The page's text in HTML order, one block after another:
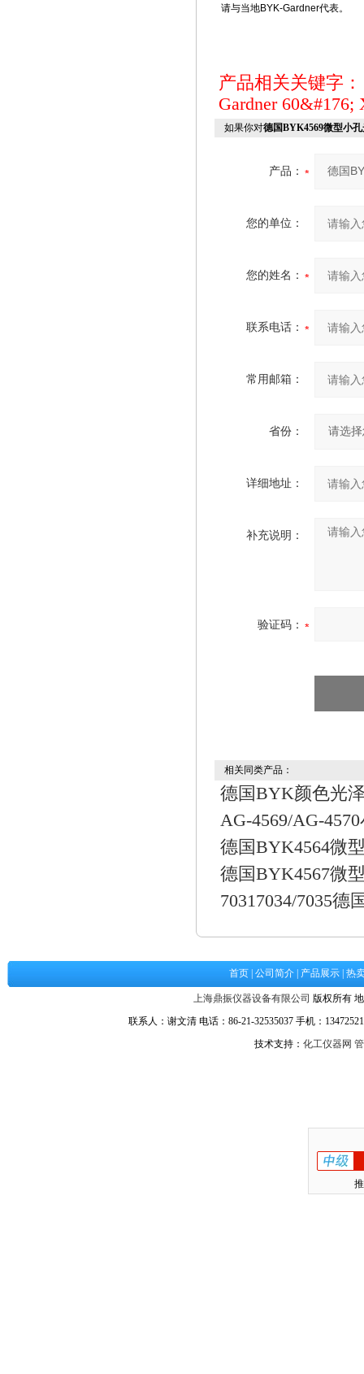
请与当地BYK-Gardner代表。
产品相关关键字
Gardner 60&#176;
如果你对德国BYK4569微型小
产品：
您的单位：
您的姓名：
联系电话：
常用邮箱：
省份：
详细地址：
补充说明：
验证码：
相关同类产品：
德国BYK颜色光
AG-4569/AG-
德国BYK4564微
德国BYK4567微
70317034/7035德
首页 公司简介 产品展示 热
上海鼎振仪器设备有限公司 版权所有
联系人：谢文清 电话：86-21-32535037 手机：
技术支持： 化工仪器网